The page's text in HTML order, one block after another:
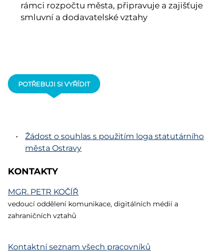
rámci rozpočtu města, připravuje a zajišťuje
smluvní a dodavatelské vztahy
POTŘEBUJI SI VYŘÍDIT
Žádost o souhlas s použitím loga statutárního
města Ostravy
KONTAKTY
MGR. PETR KOČÍŘ
vedoucí oddělení komunikace, digitálních médií a
zahraničních vztahů
Kontaktní seznam všech pracovníků